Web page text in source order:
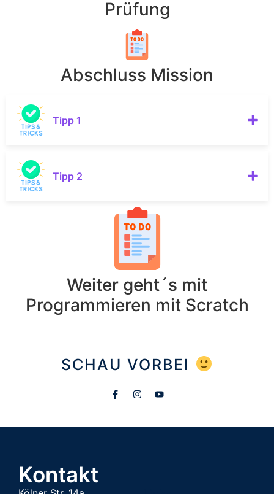
Prüfung
Abschluss Mission
Tipp 1
Tipp 2
Weiter geht´s mit
Programmieren mit Scratch
SCHAU VORBEI
Kontakt